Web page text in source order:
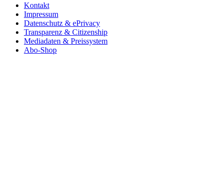
Kontakt
Impressum
Datenschutz & ePrivacy
Transparenz & Citizenship
Mediadaten & Preissystem
Abo-Shop